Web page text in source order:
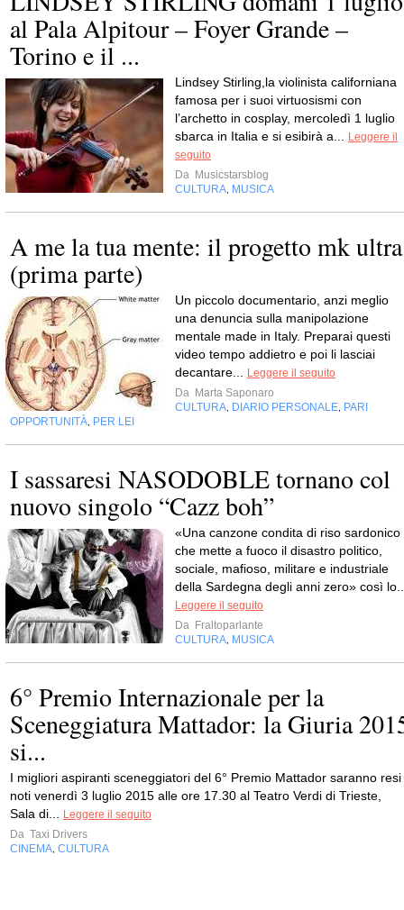
al Pala Alpitour – Foyer Grande –
Torino e il ...
Lindsey Stirling,la violinista californiana
famosa per i suoi virtuosismi con
l’archetto in cosplay, mercoledì 1 luglio
sbarca in Italia e si esibirà a... Leggere il
seguito
Da Musicstarsblog
CULTURA, MUSICA
A me la tua mente: il progetto mk ultra
(prima parte)
Un piccolo documentario, anzi meglio
una denuncia sulla manipolazione
mentale made in Italy. Preparai questi
video tempo addietro e poi li lasciai
decantare... Leggere il seguito
Da Marta Saponaro
CULTURA, DIARIO PERSONALE, PARI
OPPORTUNITÀ, PER LEI
I sassaresi NASODOBLE tornano col
nuovo singolo “Cazz boh”
«Una canzone condita di riso sardonico
che mette a fuoco il disastro politico,
sociale, mafioso, militare e industriale
della Sardegna degli anni zero» così
Leggere il seguito
Da Fraltoparlante
CULTURA, MUSICA
6° Premio Internazionale per la
Sceneggiatura Mattador: la Giuria
si...
I migliori aspiranti sceneggiatori del 6° Premio Mattador saranno resi
noti venerdì 3 luglio 2015 alle ore 17.30 al Teatro Verdi di Trieste,
Sala di... Leggere il seguito
Da Taxi Drivers
CINEMA, CULTURA